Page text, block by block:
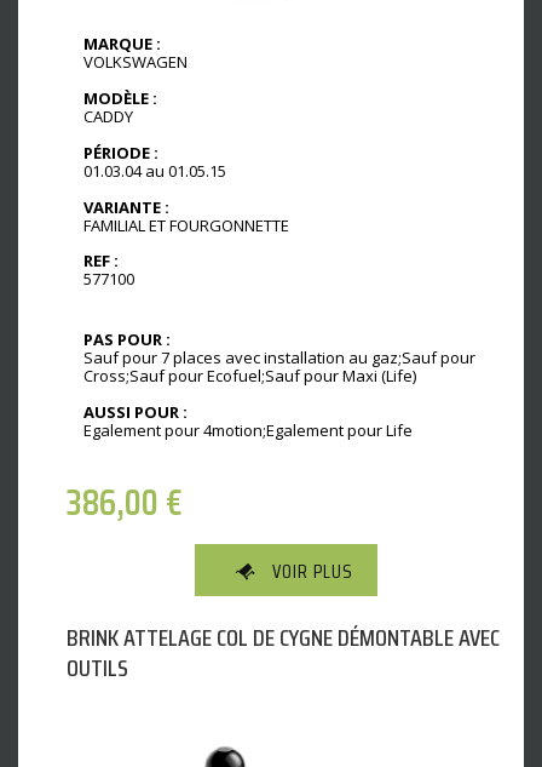
MARQUE :
VOLKSWAGEN
MODÈLE :
CADDY
PÉRIODE :
01.03.04 au 01.05.15
VARIANTE :
FAMILIAL ET FOURGONNETTE
REF :
577100
PAS POUR :
Sauf pour 7 places avec installation au gaz;Sauf pour
Cross;Sauf pour Ecofuel;Sauf pour Maxi (Life)
AUSSI POUR :
Egalement pour 4motion;Egalement pour Life
386,00€
VOIR PLUS
BRINK ATTELAGE COL DE CYGNE DÉMONTABLE AVEC
OUTILS